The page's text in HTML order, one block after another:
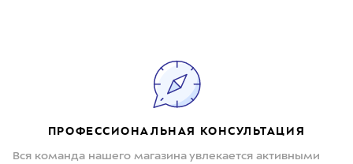
ПРОФЕССИОНАЛЬНАЯ КОНСУЛЬТАЦИЯ
Вся команда нашего магазина увлекается активными